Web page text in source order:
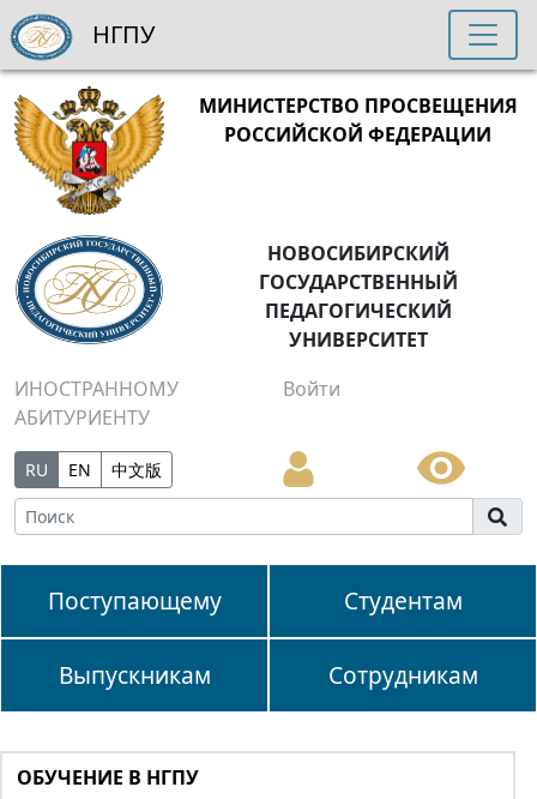
МИНИСТЕРСТВО ПРОСВЕЩЕНИЯ
РОССИЙСКОЙ ФЕДЕРАЦИИ
НОВОСИБИРСКИЙ
ГОСУДАРСТВЕННЫЙ
ПЕДАГОГИЧЕСКИЙ
УНИВЕРСИТЕТ
ИНОСТРАННОМУ
АБИТУРИЕНТУ
Войти
RU EN 中文版
Поступающему Студентам
Выпускникам Сотрудникам
НГПУ
ОБУЧЕНИЕ В НГПУ